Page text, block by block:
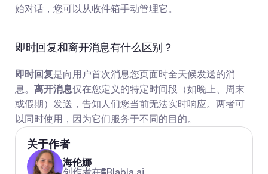
始对话，您可以从收件箱手动管理它。
即时回复和离开消息有什么区别？
即时回复是向用户首次消息您页面时全天候发送的消
息。 离开消息仅在您定义的特定时间段（如晚上、周末
或假期）发送，告知人们您当前无法实时响应。两者可
以同时使用，因为它们服务于不同的目的。
关于作者
海伦娜
创作者在 Blabla.ai